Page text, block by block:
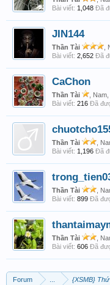
Bài viết: 1,048 Đã
JIN144
Thần Tài ,
Bài viết: 2,652 Đã
CaChon
Thần Tài , Nam,
Bài viết: 216 Đã
Thần Tài ,
Bài viết: 1,196 Đã
Thần Tài
,
Bài viết: 899 Đã
Thần Tài ,
Bài viết: 606 Đã
Forum {XSMB}